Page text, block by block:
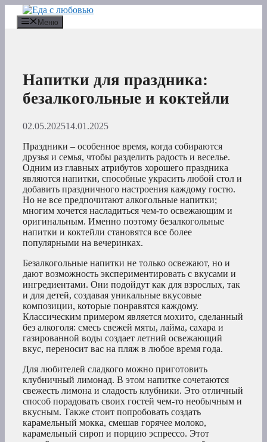
Перейти
содержимому
Меню
Напитки для праздника:
безалкогольные и коктейли
02.05.202514.01.2025
Праздники – особенное время, когда собираются
друзья и семья, чтобы разделить радость и веселье.
Одним из главных атрибутов хорошего праздника
являются напитки, способные украсить любой стол и
добавить праздничного настроения каждому гостю.
Но не все предпочитают алкогольные напитки;
многим хочется насладиться чем-то освежающим и
оригинальным. Именно поэтому безалкогольные
напитки и коктейли становятся все более
популярными на вечеринках.
Безалкогольные напитки не только освежают, но и
дают возможность экспериментировать с вкусами и
ингредиентами. Они подойдут как для взрослых, так
и для детей, создавая уникальные вкусовые
композиции, которые понравятся каждому.
Классическим примером является мохито, сделанный
без алкоголя: смесь свежей мяты, лайма, сахара и
газированной воды создает летний освежающий
вкус, переносит вас на пляж в любое время года.
Для любителей сладкого можно приготовить
клубничный лимонад. В этом напитке сочетаются
свежесть лимона и сладость клубники. Это отличный
способ порадовать своих гостей чем-то необычным и
вкусным. Также стоит попробовать создать
карамельный мокка, смешав горячее молоко,
карамельный сироп и порцию эспрессо. Этот